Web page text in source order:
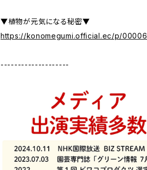
▼植物が元気になる秘密▼
https://konomegumi.official.ec/p/00006
--------------------